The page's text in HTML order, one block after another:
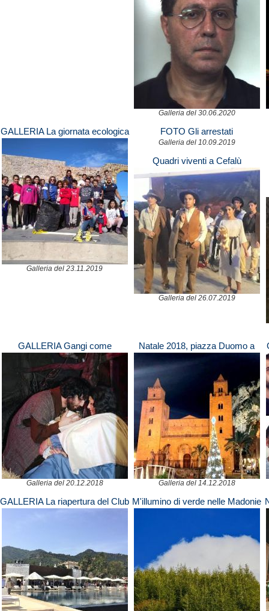
Galleria del 30.06.2020
GALLERIA La giornata ecologica
di Cefalù
Galleria del 23.11.2019
FOTO Gli arrestati
Galleria del 10.09.2019
Quadri viventi a Cefalù
Galleria del 26.07.2019
GALLERIA Gangi come
Betlemme
Galleria del 20.12.2018
Natale 2018, piazza Duomo a
Cefalù
Galleria del 14.12.2018
GALLERIA La riapertura del Club
Med
M'illumino di verde nelle Madonie